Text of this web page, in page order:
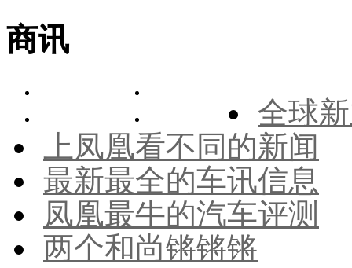
商讯
全球
上凤凰看不同的新闻
最新最全的车讯信息
凤凰最牛的汽车评测
两个和尚锵锵锵